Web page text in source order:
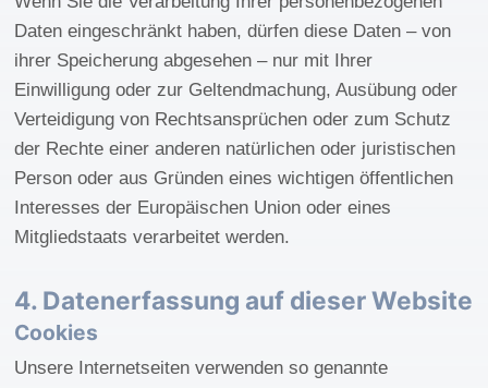
Daten eingeschränkt haben, dürfen diese Daten – von
ihrer Speicherung abgesehen – nur mit Ihrer
Einwilligung oder zur Geltendmachung, Ausübung oder
Verteidigung von Rechtsansprüchen oder zum Schutz
der Rechte einer anderen natürlichen oder juristischen
Person oder aus Gründen eines wichtigen öffentlichen
Interesses der Europäischen Union oder eines
Mitgliedstaats verarbeitet werden.
4. Datenerfassung auf dieser Website
Cookies
Unsere Internetseiten verwenden so genannte